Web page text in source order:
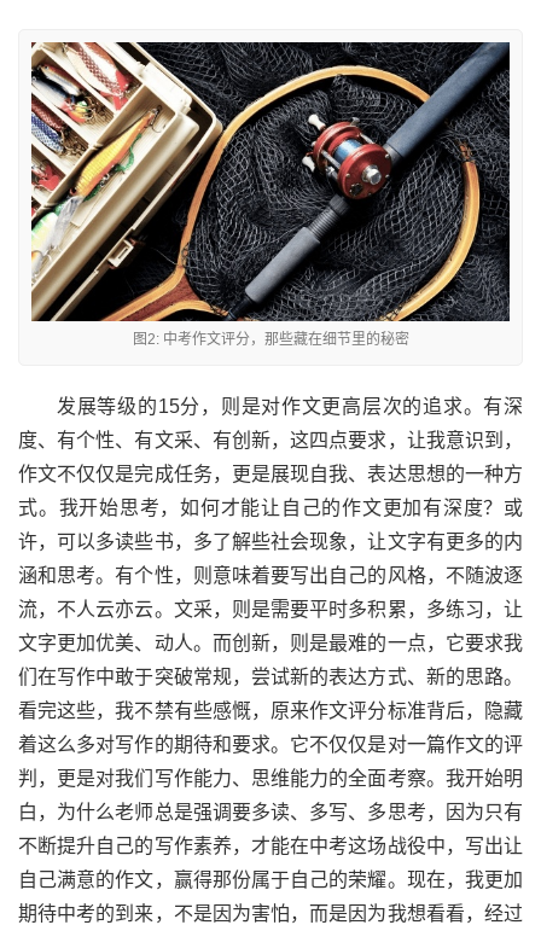
图2: 中考作文评分，那些藏在细节里的秘密
发展等级的15分，则是对作文更高层次的追求。有深
度、有个性、有文采、有创新，这四点要求，让我意识到，
作文不仅仅是完成任务，更是展现自我、表达思想的一种方
式。我开始思考，如何才能让自己的作文更加有深度？或
许，可以多读些书，多了解些社会现象，让文字有更多的内
涵和思考。有个性，则意味着要写出自己的风格，不随波逐
流，不人云亦云。文采，则是需要平时多积累，多练习，让
文字更加优美、动人。而创新，则是最难的一点，它要求我
们在写作中敢于突破常规，尝试新的表达方式、新的思路。
看完这些，我不禁有些感慨，原来作文评分标准背后，隐藏
着这么多对写作的期待和要求。它不仅仅是对一篇作文的评
判，更是对我们写作能力、思维能力的全面考察。我开始明
白，为什么老师总是强调要多读、多写、多思考，因为只有
不断提升自己的写作素养，才能在中考这场战役中，写出让
自己满意的作文，赢得那份属于自己的荣耀。现在，我更加
期待中考的到来，不是因为害怕，而是因为我想看看，经过